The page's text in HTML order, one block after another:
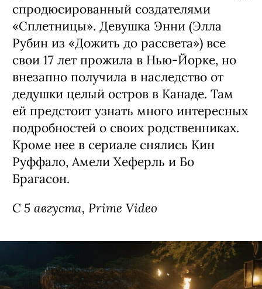
спродюсированный создателями
«Сплетницы». Девушка Энни (Элла
Рубин из «Дожить до рассвета») все
свои 17 лет прожила в Нью-Йорке, но
внезапно получила в наследство от
дедушки целый остров в Канаде. Там
ей предстоит узнать много интересных
подробностей о своих родственниках.
Кроме нее в сериале снялись Кин
Руффало, Амели Хеферль и Бо
Брагасон.
С 5 августа, Prime Video